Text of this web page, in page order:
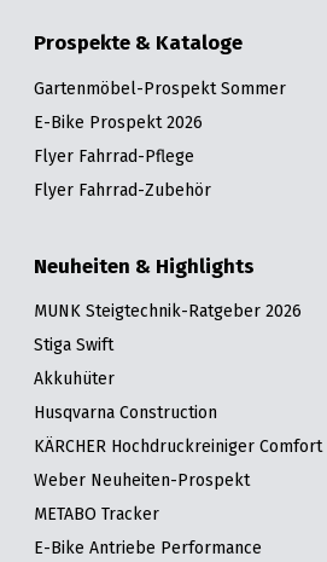
Prospekte & Kataloge
Gartenmöbel-Prospekt Sommer
E-Bike Prospekt 2026
Flyer Fahrrad-Pflege
Flyer Fahrrad-Zubehör
Neuheiten & Highlights
MUNK Steigtechnik-Ratgeber 2026
Stiga Swift
Akkuhüter
Husqvarna Construction
KÄRCHER Hochdruckreiniger Comfort
Weber Neuheiten-Prospekt
METABO Tracker
E-Bike Antriebe Performance